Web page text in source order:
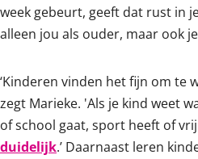
week gebeurt, geeft dat rust in
alleen jou als ouder, maar ook
‘Kinderen vinden het fijn om te
zegt Marieke. 'Als je kind weet
of school gaat, sport heeft of
duidelijk.’ Daarnaast leren